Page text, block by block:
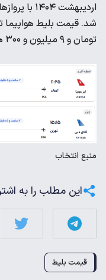
اردیبهشت
تومان و ۹ میلیون و ۳۰۰ هزار تومان به ثبت رسید.
منبع انتخاب
این مطلب را به
قیمت بلیط